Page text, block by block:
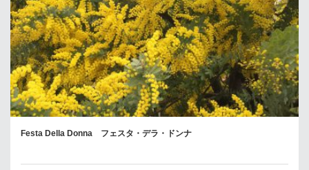
Festa Della Donna フェスタ・デラ・ドンナ